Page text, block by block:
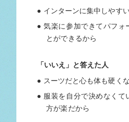
● インターンに集中しやす
● 気楽に参加できてパフォ
とができるから
「いいえ」と答えた人
● スーツだと心も体も硬く
● 服装を自分で決めなくて
方が楽だから